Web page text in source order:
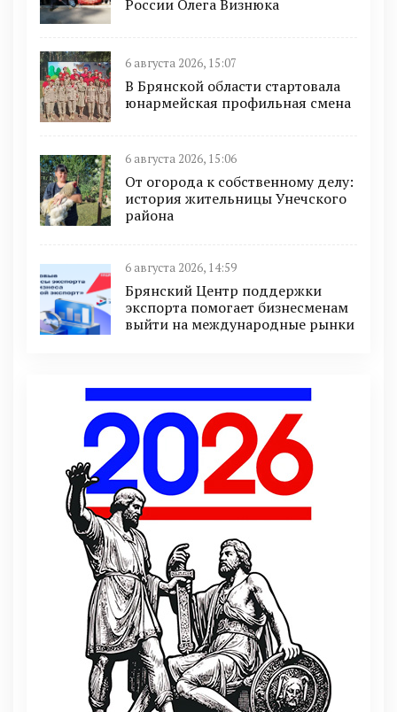
России Олега Визнюка
6 августа 2026, 15:07
В Брянской области стартовала
юнармейская профильная смена
6 августа 2026, 15:06
От огорода к собственному делу:
история жительницы Унечского
района
6 августа 2026, 14:59
Брянский Центр поддержки
экспорта помогает бизнесменам
выйти на международные рынки